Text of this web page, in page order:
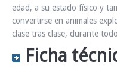
edad, a su estado físico y
convertirse en animales
clase tras clase, durante
Ficha